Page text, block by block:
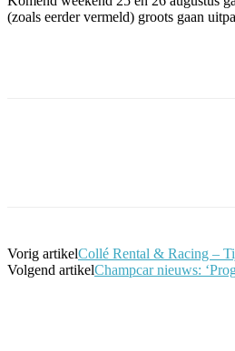
(zoals eerder vermeld) groots gaan
Vorig artikelCollé Rental & Racing –
Volgend artikelChampcar nieuws: